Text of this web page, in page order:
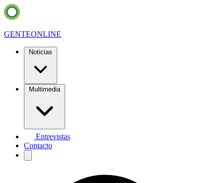
GENTEONLINE
Noticias
Multimedia
Entrevistas
Contacto